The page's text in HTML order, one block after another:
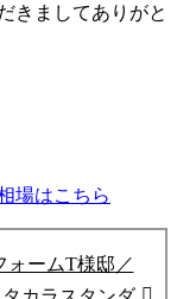
きましてありがと
場はこちら
ォームT様邸／